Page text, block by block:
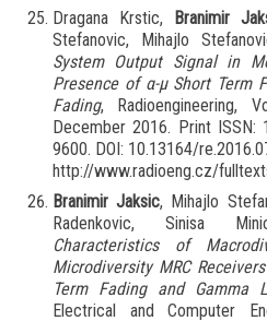
Dragana Krstic,
Branimir
Stefanovic, Mihajlo
System Output Signal in
Presence of α-μ Short Term
Fading, Radioengineering,
December 2016. Print ISSN:
9600. DOI: 10.13164/
http://www.radioeng.cz/
Branimir Jaksic, Mihajlo
Radenkovic, Sinisa
Characteristics of
Microdiversity MRC
Term Fading and Gamma
Electrical and Computer